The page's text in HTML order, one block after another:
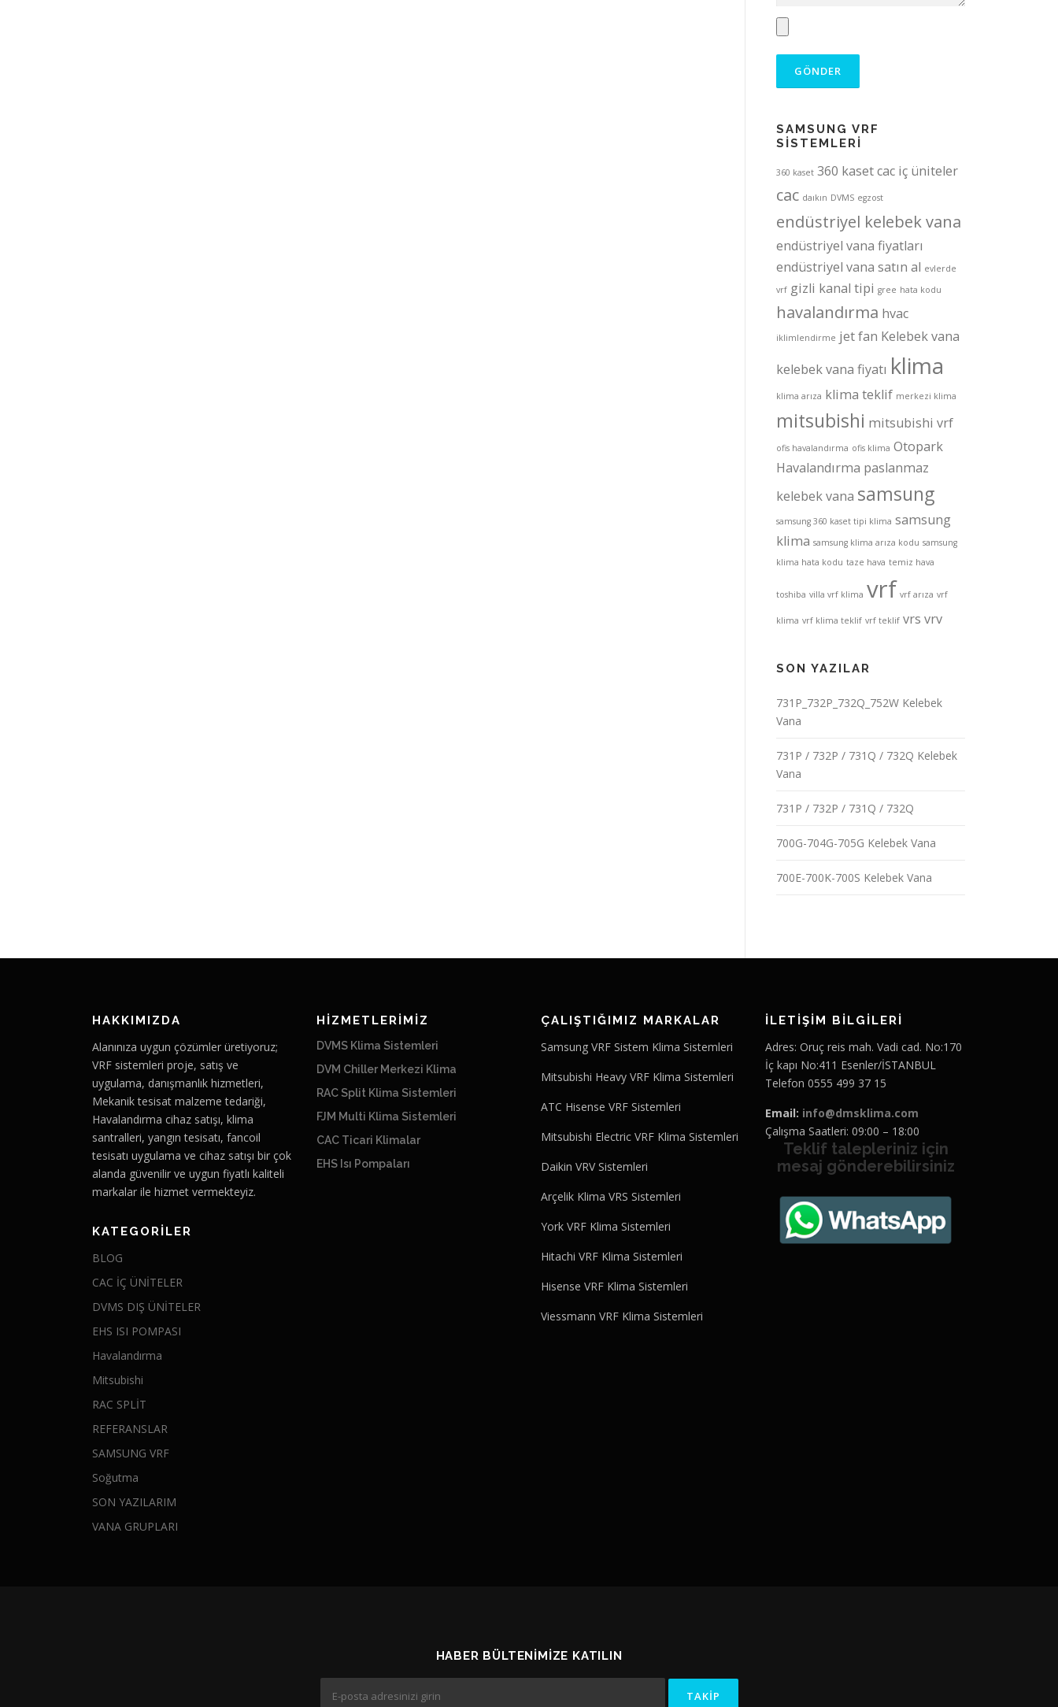
SAMSUNG VRF
SİSTEMLERİ
360 kaset 360 kaset cac iç üniteler
cac daıkın DVMS egzost
endüstriyel kelebek vana
endüstriyel vana fiyatları
endüstriyel vana satın al evlerde
vrf gizli kanal tipi gree hata kodu
havalandırma hvac
iklimlendirme jet fan Kelebek vana
kelebek vana fiyatı klima
klima arıza klima teklif merkezi klima
mitsubishi mitsubishi vrf
ofis havalandırma ofis klima Otopark
Havalandırma paslanmaz
kelebek vana samsung
samsung 360 kaset tipi klima samsung
klima samsung klima arıza kodu samsung
klima hata kodu taze hava temiz hava
toshiba villa vrf klima vrf vrf arıza vrf
klima vrf klima teklif vrf teklif vrs vrv
SON YAZILAR
731P_732P_732Q_752W Kelebek
Vana
731P / 732P / 731Q / 732Q Kelebek
Vana
731P / 732P / 731Q / 732Q
700G-704G-705G Kelebek Vana
700E-700K-700S Kelebek Vana
HAKKIMIZDA
Alanınıza uygun çözümler üretiyoruz;
VRF sistemleri proje, satış ve
uygulama, danışmanlık hizmetleri,
Mekanik tesisat malzeme tedariği,
Havalandırma cihaz satışı, klima
santralleri, yangın tesisatı, fancoil
tesisatı uygulama ve cihaz satışı bir çok
alanda güvenilir ve uygun fiyatlı kaliteli
markalar ile hizmet vermekteyiz.
KATEGORILER
BLOG
CAC İÇ ÜNİTELER
DVMS DIŞ ÜNİTELER
EHS ISI POMPASI
Havalandırma
Mitsubishi
RAC SPLİT
REFERANSLAR
SAMSUNG VRF
Soğutma
SON YAZILARIM
VANA GRUPLARI
HİZMETLERİMİZ
DVMS Klima Sistemleri
DVM Chiller Merkezi Klima
RAC Split Klima Sistemleri
FJM Multi Klima Sistemleri
CAC Ticari Klimalar
EHS Isı Pompaları
ÇALIŞTIĞIMIZ MARKALAR
Samsung VRF Sistem Klima Sistemleri
Mitsubishi Heavy VRF Klima Sistemleri
ATC Hisense VRF Sistemleri
Mitsubishi Electric VRF Klima Sistemleri
Daikin VRV Sistemleri
Arçelik Klima VRS Sistemleri
York VRF Klima Sistemleri
Hitachi VRF Klima Sistemleri
Hisense VRF Klima Sistemleri
Viessmann VRF Klima Sistemleri
İLETİŞİM BİLGİLERİ
Adres: Oruç reis mah. Vadi cad. No:170
İç kapı No:411 Esenler/İSTANBUL
Telefon 0555 499 37 15
Email: info@dmsklima.com
Çalışma Saatleri: 09:00 – 18:00
Teklif talepleriniz için
mesaj gönderebilirsiniz
HABER BÜLTENIMIZE KATILIN